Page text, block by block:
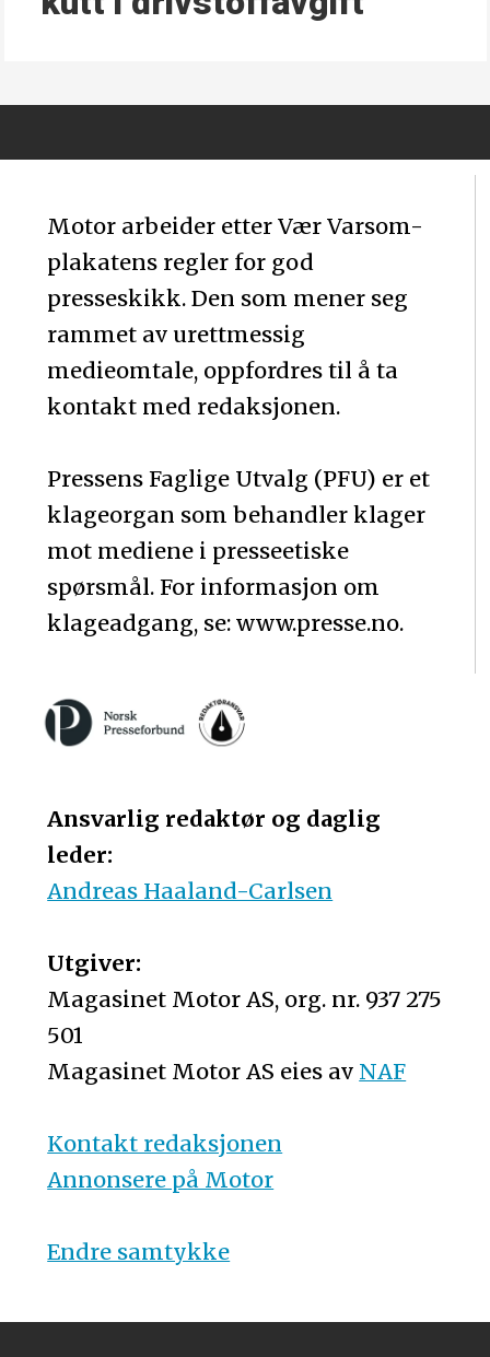
Motor arbeider etter Vær Varsom-
plakatens regler for god
presseskikk. Den som mener seg
rammet av urettmessig
medieomtale, oppfordres til å ta
kontakt med redaksjonen.
Pressens Faglige Utvalg (PFU) er et
klageorgan som behandler klager
mot mediene i presseetiske
spørsmål. For informasjon om
klageadgang, se: www.presse.no.
Ansvarlig redaktør og daglig
leder:
Andreas Haaland-Carlsen
Utgiver:
Magasinet Motor AS, org. nr. 937 275
501
Magasinet Motor AS eies av NAF
Kontakt redaksjonen
Annonsere på Motor
Endre samtykke